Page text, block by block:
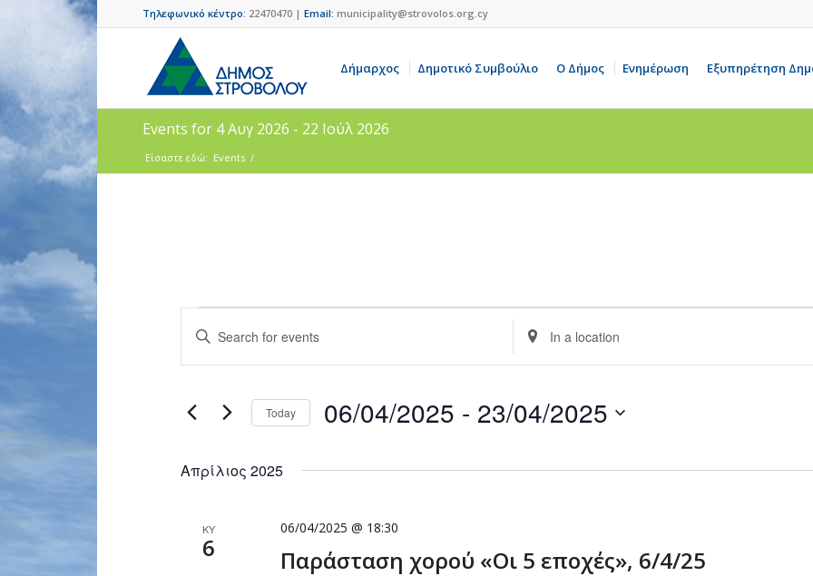
Τηλεφωνικό κέντρο: 22470470 | Email: municipality@strovolos.org.cy
Δήμαρχος Δημοτικό Συμβούλιο Ο Δήμος Ενημέρωση Εξυπηρέτηση
Events for 4 Αυγ 2026 - 22 Ιούλ 2026
Είσαστε εδώ: Events /
Events
Search
and
Views
Navigation
Enter
Keyword.
Search
Events
Enter
Location.
Search
Events
by
Today 06/04/2025 - 23/04/2025
Απρίλιος 2025
ΚΥ
6 Παράσταση χορού «Οι 5 εποχές», 6/4/25
06/04/2025 @ 18:30